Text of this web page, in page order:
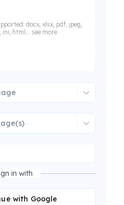
docx, xlsx, pdf, jpeg,
ini, html... see more
in with
with Google